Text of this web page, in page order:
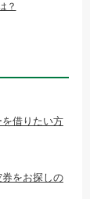
？
借りたい方
をお探しの